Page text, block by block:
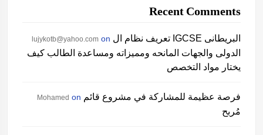
Recent Comments
lujykotb@yahoo.com on تعريف نظام ال IGCSE البريطانى
الدولى والجهات المانحه ومميزاته ومساعدة الطالب كيف
يختار مواد التخصص
Mohamed on فرصة عظيمة للمشاركة في مشروع قائم
مُربح